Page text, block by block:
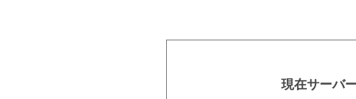
現在サーバ